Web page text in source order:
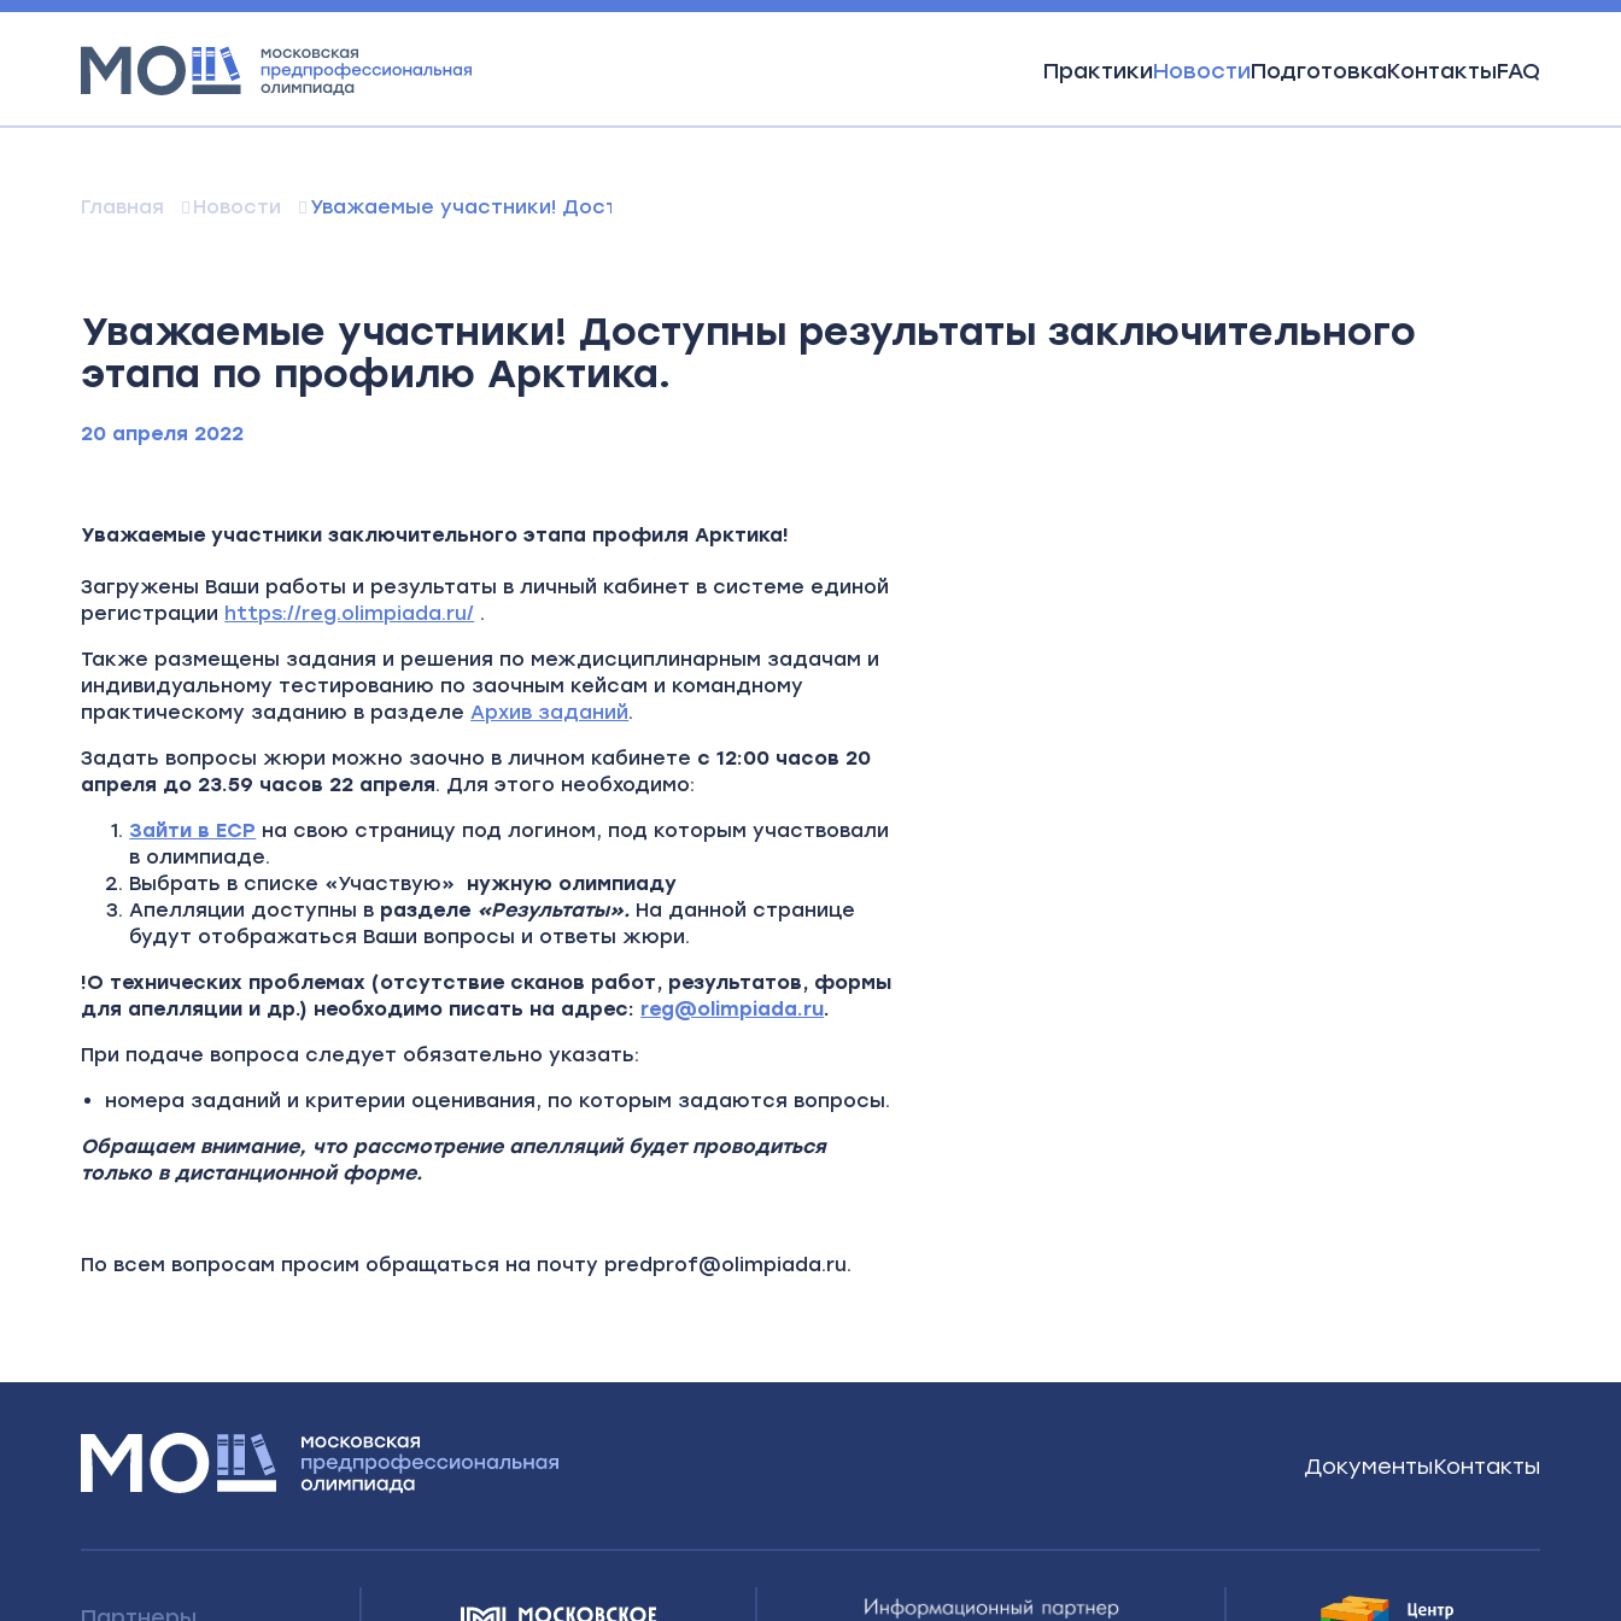
ПрактикиНовостиПодготовкаКонтактыFAQ
Главная Новости Уважаемые участники! Доступны результаты заключительного этапа по профилю Арктика.
Уважаемые участники! Доступны результаты заключительного
этапа по профилю Арктика.
20 апреля 2022
Уважаемые участники заключительного этапа профиля Арктика!
Загружены Ваши работы и результаты в личный кабинет в системе единой
регистрации https://reg.olimpiada.ru/ .
Также размещены задания и решения по междисциплинарным задачам и
индивидуальному тестированию по заочным кейсам и командному
практическому заданию в разделеАрхив заданий.
Задать вопросы жюри можно заочно в личном кабинете с 12:00 часов 20
апреля до 23.59 часов 22 апреля. Для этого необходимо:
Зайти в ЕСР на свою страницу под логином, под которым участвовали
в олимпиаде.
Выбрать в списке «Участвую» нужную олимпиаду
Апелляции доступны в разделе «Результаты». На данной странице
будут отображаться Ваши вопросы и ответы жюри.
!О технических проблемах (отсутствие сканов работ, результатов, формы
для апелляции и др.) необходимо писать на адрес: reg@olimpiada.ru.
При подаче вопроса следует обязательно указать:
номера заданий и критерии оценивания, по которым задаются вопросы.
Обращаем внимание, что рассмотрение апелляций будет проводиться
только в дистанционной форме.
По всем вопросам просим обращаться на почту predprof@olimpiada.ru.
ДокументыКонтакты